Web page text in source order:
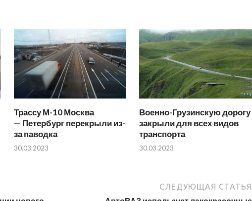
Трассу М-10 Москва
— Петербург перекрыли из-
за паводка
30.03.2023
Военно-Грузинскую дорогу
закрыли для всех видов
транспорта
30.03.2023
СЛЕДУЮЩАЯ СТАТЬЯ